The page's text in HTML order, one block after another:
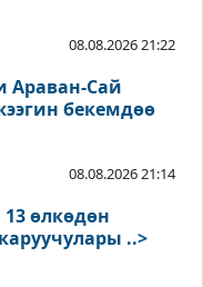
08.08.2026 21:22
Сай
бекемдөө
08.08.2026 21:14
өлкөдөн
келген тоо куткаруучулары ..>